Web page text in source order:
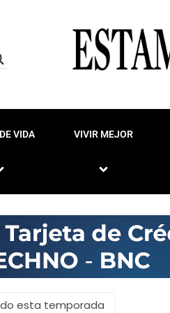
VIDA VIVIR MEJOR
esta temporada